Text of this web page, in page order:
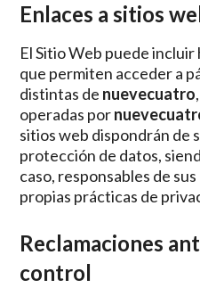
Enlaces a sitios
El Sitio Web puede
que permiten acceder a
distintas de nuevecuatro
operadas por
sitios web dispondrán de
protección de datos,
caso, responsables de
propias prácticas de
Reclamaciones
control